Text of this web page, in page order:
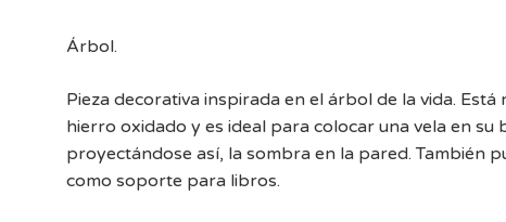
Árbol.
Pieza decorativa inspirada en el árbol de la vida. Está
hierro oxidado y es ideal para colocar una vela en su
proyectándose así, la sombra en la pared. También
como soporte para libros.